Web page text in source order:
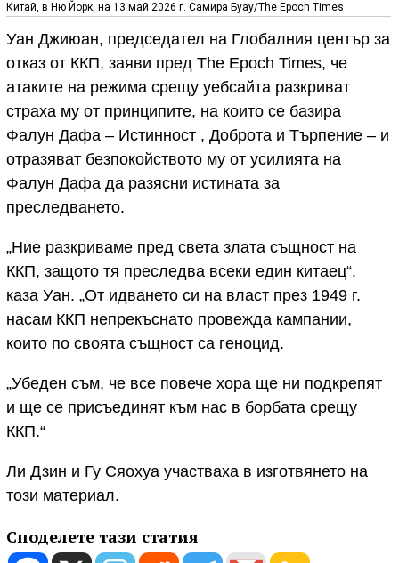
Китай, в Ню Йорк, на 13 май 2026 г. Самира Буау/The Epoch Times
Уан Джиюан, председател на Глобалния център за
отказ от ККП, заяви пред The Epoch Times, че
атаките на режима срещу уебсайта разкриват
страха му от принципите, на които се базира
Фалун Дафа – Истинност , Доброта и Търпение – и
отразяват безпокойството му от усилията на
Фалун Дафа да разясни истината за
преследването.
„Ние разкриваме пред света злата същност на
ККП, защото тя преследва всеки един китаец“,
каза Уан. „От идването си на власт през 1949 г.
насам ККП непрекъснато провежда кампании,
които по своята същност са геноцид.
„Убеден съм, че все повече хора ще ни подкрепят
и ще се присъединят към нас в борбата срещу
ККП.“
Ли Дзин и Гу Сяохуа участваха в изготвянето на
този материал.
Споделете тази статия